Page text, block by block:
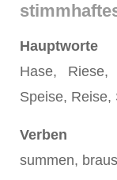
Hauptworte
Hase, Riese,
Speise, Reise,
Verben
summen,